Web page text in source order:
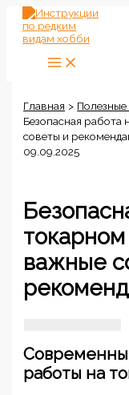
Перейти
содержимому
Главная
Полезные
Безопасная работа
советы и
09.09.2025
важные
работы на